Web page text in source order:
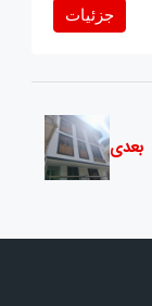
جزئیات
بعدی